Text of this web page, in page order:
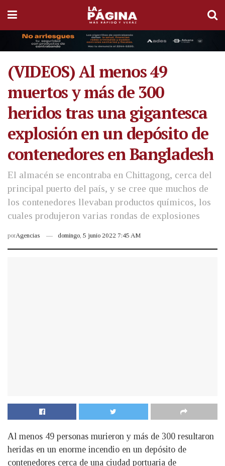
(VIDEOS) Al menos 49
muertos y más de 300
heridos tras una gigantesca
explosión en un depósito de
contenedores en Bangladesh
El almacén se encontraba en Chittagong, cerca del
principal puerto del país, y se cree que muchos de
los contenedores llevaban productos químicos, los
cuales produjeron varias rondas de explosiones
porAgencias domingo, 5 junio 2022 7:45 AM
Al menos 49 personas murieron y más de 300 resultaron
heridas en un enorme incendio en un depósito de
contenedores cerca de una ciudad portuaria de